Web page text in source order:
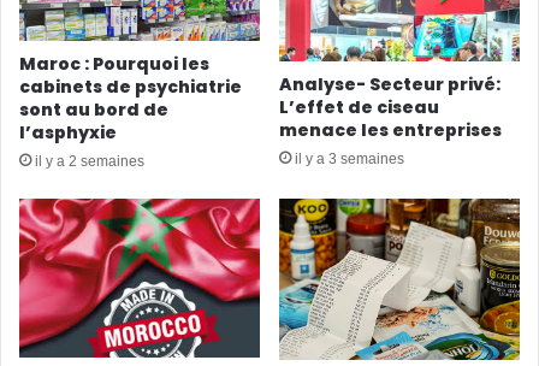
Maroc : Pourquoi les
cabinets de psychiatrie
sont au bord de
l’asphyxie
il y a 2 semaines
Analyse- Secteur privé:
L’effet de ciseau
menace les entreprises
il y a 3 semaines